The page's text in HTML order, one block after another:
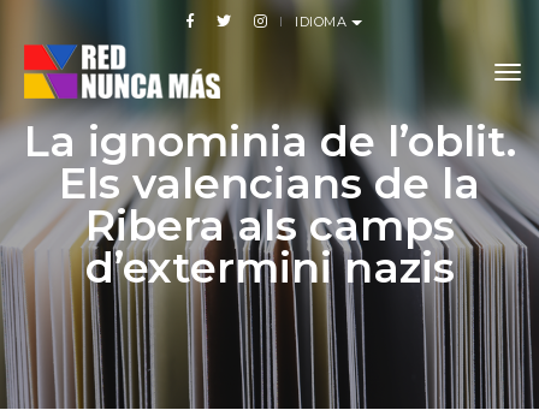
IDIOMA
La ignominia de l’oblit.
Els valencians de la
Ribera als camps
d’extermini nazis